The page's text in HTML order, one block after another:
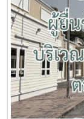
เติม อ่านรายละเ
ฟอร์มเพื่อทำการ
690-2 , 0 5387
มหาวิทยาลัยแม่โจ้